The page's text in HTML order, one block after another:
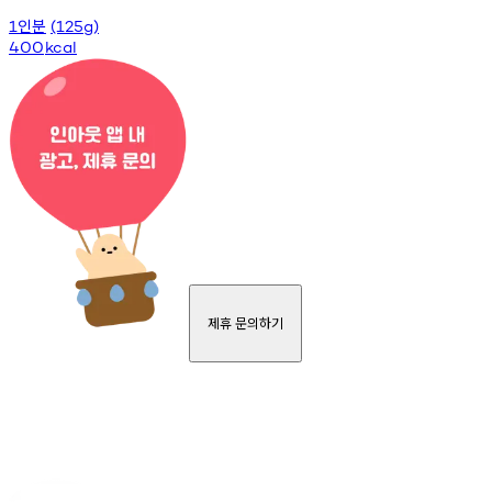
1 인분 (125g)
400kcal
제휴 문의하기